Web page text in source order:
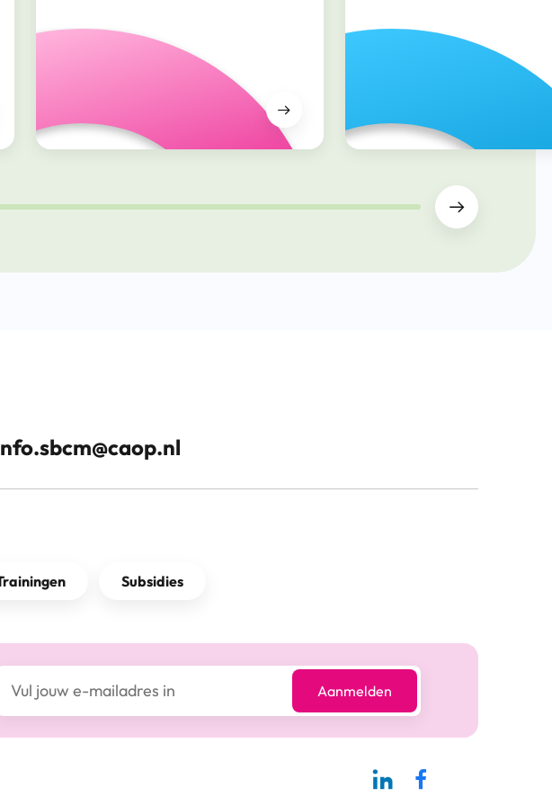
Subsidies
E-mailadres*
Aanmelden
Linkedin-pagina SBCM
Facebook SBCM